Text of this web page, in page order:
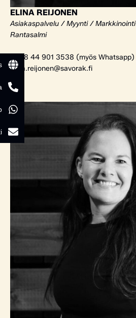
ELINA REIJONEN
Asiakaspalvelu / Myynti / Markkinointi
Rantasalmi
+358 44 901 3538 (myös Whatsapp)
elina.reijonen@savorak.fi